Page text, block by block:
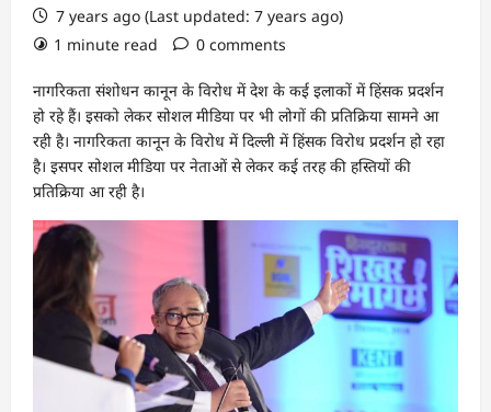
7 years ago (Last updated: 7 years ago)
1 minute read
0 comments
नागरिकता संशोधन कानून के विरोध में देश के कई इलाकों में हिंसक प्रदर्शन
हो रहे हैं। इसको लेकर सोशल मीडिया पर भी लोगों की प्रतिक्रिया सामने आ
रही है। नागरिकता कानून के विरोध में दिल्ली में हिंसक विरोध प्रदर्शन हो रहा
है। इसपर सोशल मीडिया पर नेताओं से लेकर कई तरह की हस्तियों की
प्रतिक्रिया आ रही है।